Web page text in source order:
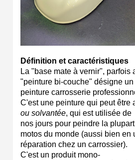
Définition et caractéristiques
La "base mate à vernir", parfois
"peinture bi-couche" désigne un
peinture carrosserie
C'est une peinture qui peut être
ou solvantée, qui est utilisée de
nos jours pour peindre la
motos du monde (aussi bien en
réparation chez un carrossier).
C'est un produit mono-